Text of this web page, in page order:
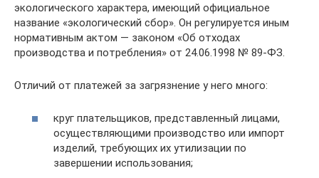
экологического характера, имеющий официальное
название «экологический сбор». Он регулируется иным
нормативным актом — законом «Об отходах
производства и потребления» от 24.06.1998 № 89-ФЗ.
Отличий от платежей за загрязнение у него много:
круг плательщиков, представленный лицами,
осуществляющими производство или импорт
изделий, требующих их утилизации по
завершении использования;